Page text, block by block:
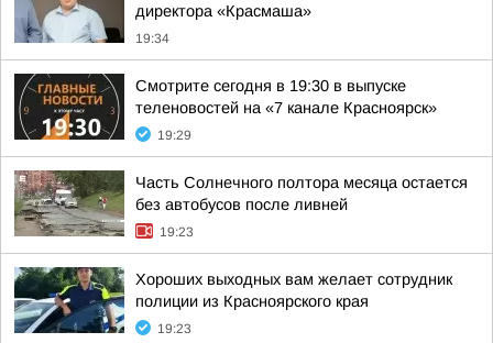
директора «Красмаша»
19:34
Смотрите сегодня в 19:30 в выпуске
теленовостей на «7 канале Красноярск»
19:29
Часть Солнечного полтора месяца остается
без автобусов после ливней
19:23
Хороших выходных вам желает сотрудник
полиции из Красноярского края
19:23